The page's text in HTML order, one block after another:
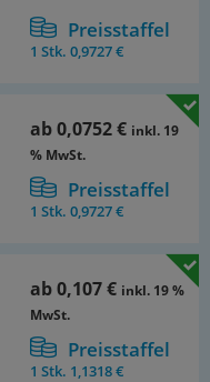
Preisstaffel
1 Stk.0,9727 €
ab0,0752 € inkl. 19
% MwSt.
Preisstaffel
1 Stk.0,9727 €
ab0,107 € inkl. 19 %
MwSt.
Preisstaffel
1 Stk. 1,1318 €